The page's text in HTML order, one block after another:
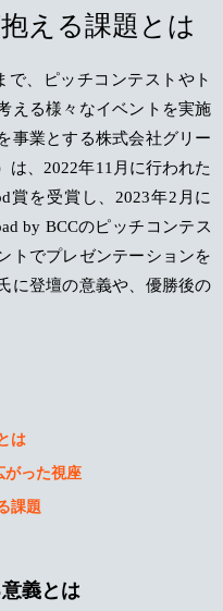
える課題とは
で、ピッチコンテストやト
える様々なイベントを実施
事業とする株式会社グリー
は、2022年11月に行われた
賞を受賞し、2023年2月に
by BCCのピッチコンテス
トでプレゼンテーションを
に登壇の意義や、優勝後の
は
がった視座
課題
義とは